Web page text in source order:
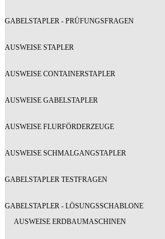
GABELSTAPLER - PRÜFUNGSFRAGEN
AUSWEISE STAPLER
AUSWEISE CONTAINERSTAPLER
AUSWEISE GABELSTAPLER
AUSWEISE FLURFÖRDERZEUGE
AUSWEISE SCHMALGANGSTAPLER
GABELSTAPLER TESTFRAGEN
GABELSTAPLER - LÖSUNGSSCHABLONE
AUSWEISE ERDBAUMASCHINEN